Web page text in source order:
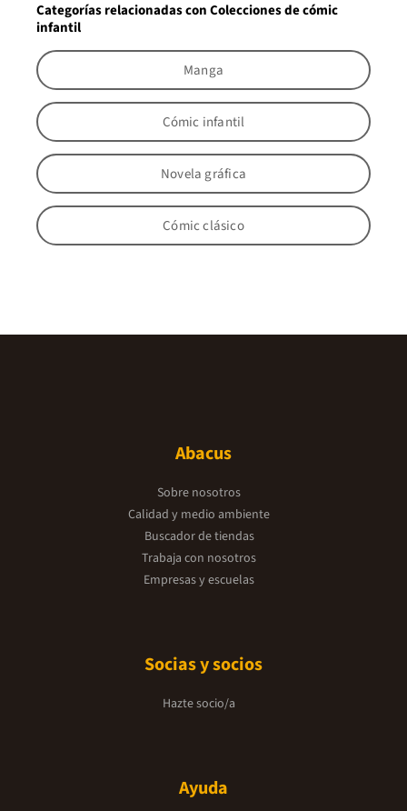
Categorías relacionadas con Colecciones de cómic
infantil
Manga
Cómic infantil
Novela gráfica
Cómic clásico
Abacus
Sobre nosotros
Calidad y medio ambiente
Buscador de tiendas
Trabaja con nosotros
Empresas y escuelas
Socias y socios
Hazte socio/a
Ayuda